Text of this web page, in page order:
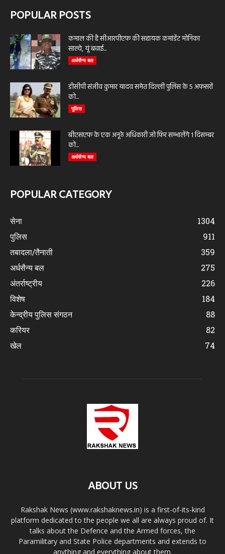
POPULAR POSTS
कमाल की है सीआरपीएफ की सहायक कमांडेंट मोनिका
साल्वे, यूं बचाई...
अर्धसैन्य बल
डीसीपी संजीव कुमार यादव समेत दिल्ली पुलिस के 5 अफसरों
को...
पुलिस
बीएसएफ के एक अनूठे अधिकारी जो फिर सम्भालेंगे 1 दिसम्बर
को...
अर्धसैन्य बल
POPULAR CATEGORY
सेना
1304
पुलिस
911
तबादला/तैनाती
359
अर्धसैन्य बल
275
अंतर्राष्ट्रीय
226
विशेष
184
केन्द्रीय पुलिस संगठन
88
करियर
82
खेल
74
ABOUT US
Rakshak News (www.rakshaknews.in) is a first-of-its-kind
platform dedicated to the people we all are always proud of. It
talks about the Defence and the Armed forces, the
Paramilitary and State Police departments and extends to
anything and everything about them.